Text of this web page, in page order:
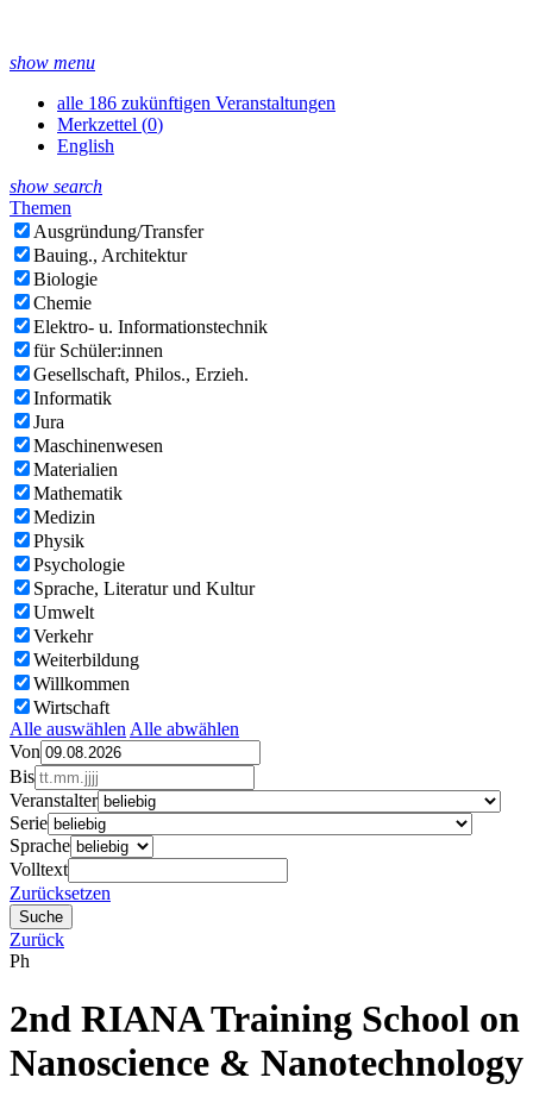
show menu
alle 186 zukünftigen Veranstaltungen
Merkzettel (0)
English
show search
Themen
Ausgründung/Transfer
Bauing., Architektur
Biologie
Chemie
Elektro- u. Informationstechnik
für Schüler:innen
Gesellschaft, Philos., Erzieh.
Informatik
Jura
Maschinenwesen
Materialien
Mathematik
Medizin
Physik
Psychologie
Sprache, Literatur und Kultur
Umwelt
Verkehr
Weiterbildung
Willkommen
Wirtschaft
Alle auswählen Alle abwählen
Von
Bis
Veranstalter
Serie
Sprache
Volltext
Zurücksetzen
Zurück
Ph
2nd RIANA Training School on
Nanoscience & Nanotechnology